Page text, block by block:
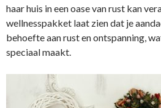
haar huis in een oase van rust kan
wellnesspakket laat zien dat je
behoefte aan rust en ontspanning,
speciaal maakt.